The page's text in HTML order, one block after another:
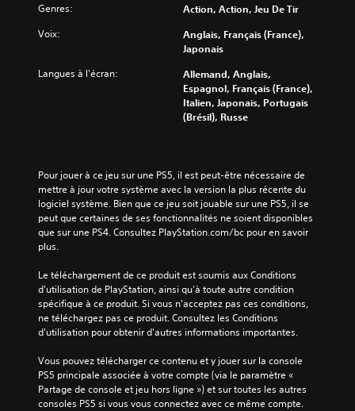
Genres: Action, Action, Jeu De Tir
Voix:
Anglais, Français (France),
Japonais
Langues à l'écran:
Allemand, Anglais,
Espagnol, Français (France),
Italien, Japonais, Portugais
(Brésil), Russe
Pour jouer à ce jeu sur une PS5, il est peut-être nécessaire de
mettre à jour votre système avec la version la plus récente du
logiciel système. Bien que ce jeu soit jouable sur une PS5, il se
peut que certaines de ses fonctionnalités ne soient disponibles
que sur une PS4. Consultez PlayStation.com/bc pour en savoir
plus.
Le téléchargement de ce produit est soumis aux Conditions
d'utilisation de PlayStation, ainsi qu'à toute autre condition
spécifique à ce produit. Si vous n'acceptez pas ces conditions,
ne téléchargez pas ce produit. Consultez les Conditions
d'utilisation pour obtenir d'autres informations importantes.
Vous pouvez télécharger ce contenu et y jouer sur la console
PS5 principale associée à votre compte (via le paramètre «
Partage de console et jeu hors ligne ») et sur toutes les autres
consoles PS5 si vous vous connectez avec ce même compte.